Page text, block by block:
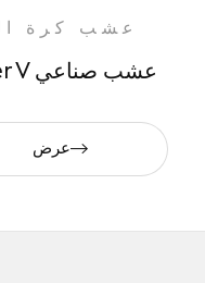
عشب كرة
Super V عشب صناعي
عرض